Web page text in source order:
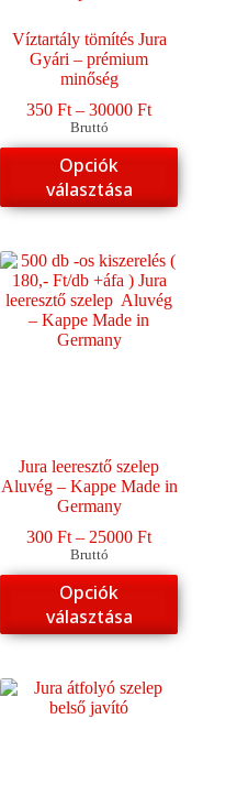
Víztartály tömítés Jura
Gyári – prémium
minőség
350Ft – 30000Ft
-
Bruttó
Opciók
választása
Ennek
a
terméknek
több
van.
A
változatok
a
termékoldalon
választhatók
Jura leeresztő szelep
Aluvég – Kappe Made in
Germany
300Ft – 25000Ft
-
Bruttó
Opciók
választása
Ennek
a
terméknek
több
van.
A
változatok